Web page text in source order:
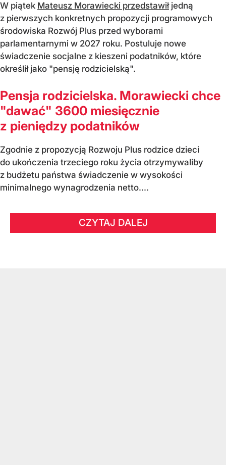
W piątek Mateusz Morawiecki przedstawiłjedną
z pierwszych konkretnych propozycji programowych
środowiska Rozwój Plus przed wyborami
parlamentarnymi w 2027 roku. Postuluje nowe
świadczenie socjalne z kieszeni podatników, które
określił jako "pensję rodzicielską".
Pensja rodzicielska. Morawiecki chce
"dawać" 3600 miesięcznie
z pieniędzy podatników
Zgodnie z propozycją Rozwoju Plus rodzice dzieci
do ukończenia trzeciego roku życia otrzymywaliby
z budżetu państwa świadczenie w wysokości
minimalnego wynagrodzenia netto....
CZYTAJ DALEJ